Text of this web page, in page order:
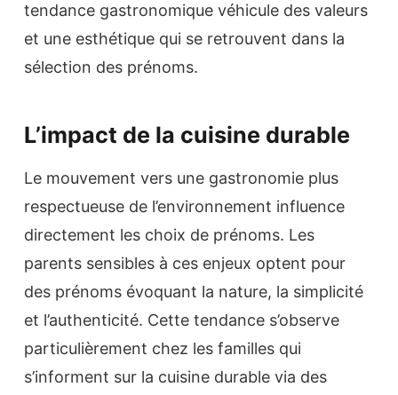
tendance gastronomique véhicule des valeurs
et une esthétique qui se retrouvent dans la
sélection des prénoms.
L’impact de la cuisine durable
Le mouvement vers une gastronomie plus
respectueuse de l’environnement influence
directement les choix de prénoms. Les
parents sensibles à ces enjeux optent pour
des prénoms évoquant la nature, la simplicité
et l’authenticité. Cette tendance s’observe
particulièrement chez les familles qui
s’informent sur la cuisine durable via des